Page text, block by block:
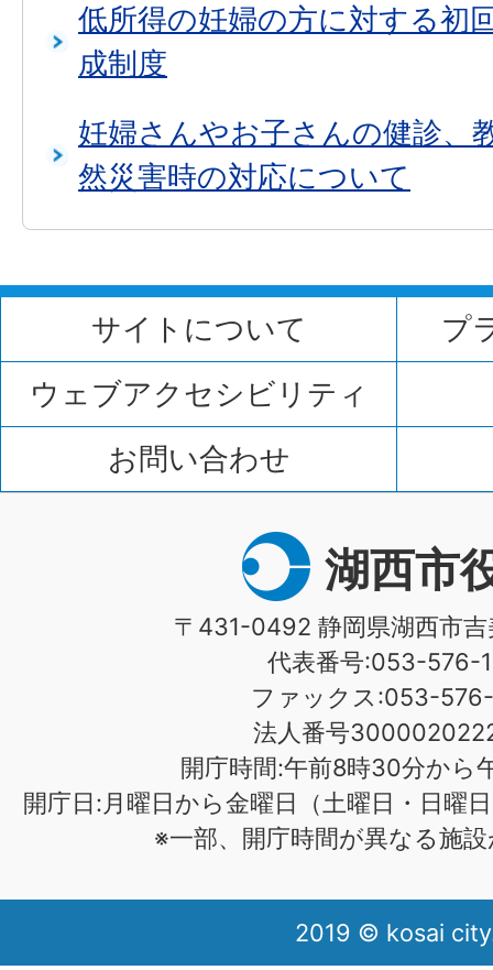
低所得の妊婦の方に対する初
成制度
妊婦さんやお子さんの健診、
然災害時の対応について
サイトについて
プ
ウェブアクセシビリティ
お問い合わせ
湖西市
〒431-0492 静岡県湖西市
代表番号:053-576-
ファックス:053-576-
法人番号
開庁時間:午前8時30分から
開庁日:月曜日から金曜日（土曜日・日曜
※一部、開庁時間が異なる施
2019 © kosai